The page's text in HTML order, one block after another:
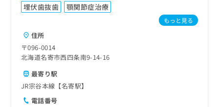
埋伏歯抜歯 顎関節症治療
もっと見る
住所
〒096-0014
北海道名寄市西四条南9-14-16
最寄り駅
JR宗谷本線【名寄駅】
電話番号